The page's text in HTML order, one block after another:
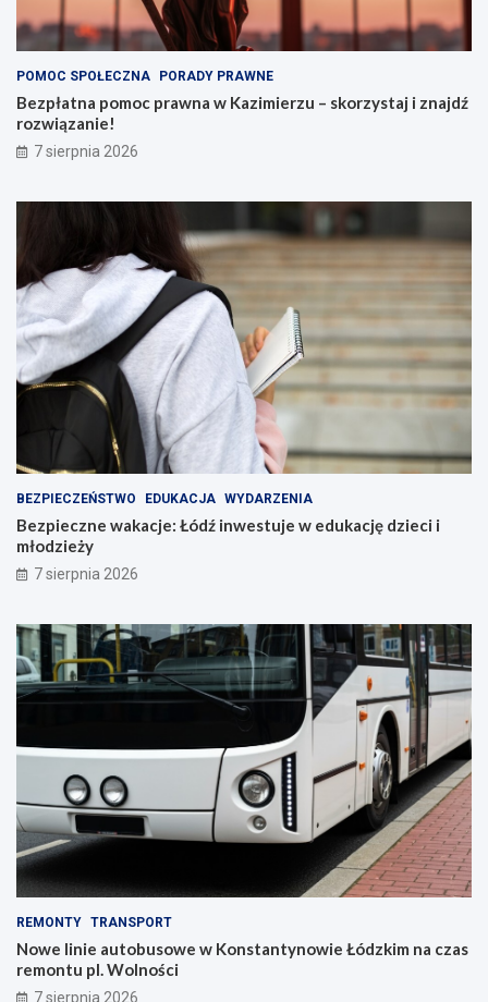
POMOC SPOŁECZNA PORADY PRAWNE
Bezpłatna pomoc prawna w Kazimierzu – skorzystaj i znajdź
rozwiązanie!
7 sierpnia 2026
BEZPIECZEŃSTWO EDUKACJA WYDARZENIA
Bezpieczne wakacje: Łódź inwestuje w edukację dzieci i
młodzieży
7 sierpnia 2026
REMONTY TRANSPORT
Nowe linie autobusowe w Konstantynowie Łódzkim na czas
remontu pl. Wolności
7 sierpnia 2026